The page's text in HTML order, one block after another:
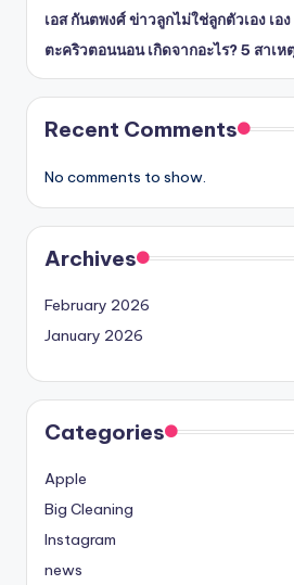
เอส กันตพงศ์ ข่าวลูกไม่ใช่ลูกตัวเอง เอง
ตะคริวตอนนอน เกิดจากอะไร? 5 สาเ
Recent Comments
No comments to show.
Archives
February 2026
January 2026
Categories
Apple
Big Cleaning
Instagram
news